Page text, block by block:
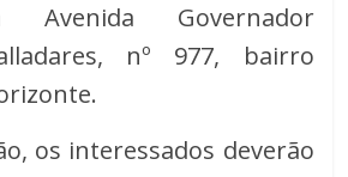
Governador
nº 977, bairro
os interessados deverão